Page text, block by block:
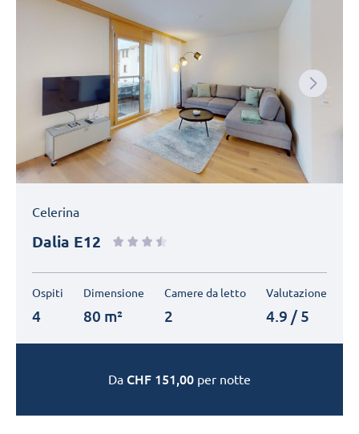
Celerina
Dalia E12
Ospiti
4
Dimensione
80 m²
Camere da letto
2
Valutazione
4.9 / 5
Da CHF 151,00 per notte